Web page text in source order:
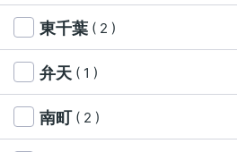
東千葉 ( 2 )
弁天 ( 1 )
南町 ( 2 )